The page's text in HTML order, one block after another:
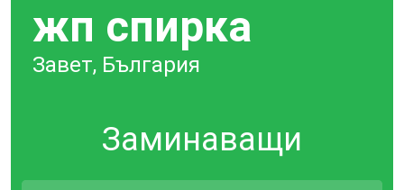
жп спирка
Завет, България
Заминаващи